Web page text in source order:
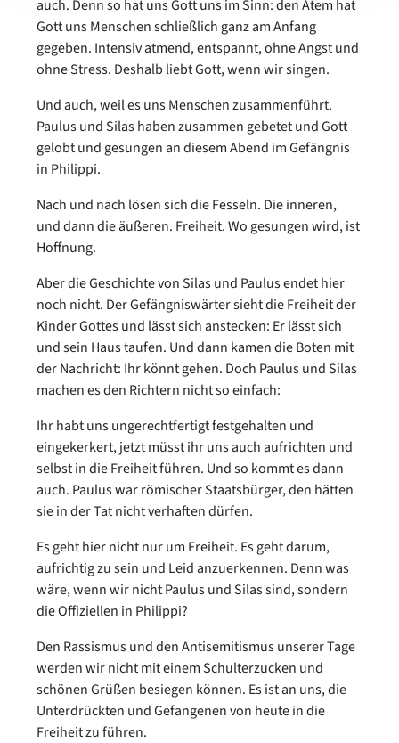
auch. Denn so hat uns Gott uns im Sinn: den Atem hat
Gott uns Menschen schließlich ganz am Anfang
gegeben. Intensiv atmend, entspannt, ohne Angst und
ohne Stress. Deshalb liebt Gott, wenn wir singen.
Und auch, weil es uns Menschen zusammenführt.
Paulus und Silas haben zusammen gebetet und Gott
gelobt und gesungen an diesem Abend im Gefängnis
in Philippi.
Nach und nach lösen sich die Fesseln. Die inneren,
und dann die äußeren. Freiheit. Wo gesungen wird, ist
Hoffnung.
Aber die Geschichte von Silas und Paulus endet hier
noch nicht. Der Gefängniswärter sieht die Freiheit der
Kinder Gottes und lässt sich anstecken: Er lässt sich
und sein Haus taufen. Und dann kamen die Boten mit
der Nachricht: Ihr könnt gehen. Doch Paulus und Silas
machen es den Richtern nicht so einfach:
Ihr habt uns ungerechtfertigt festgehalten und
eingekerkert, jetzt müsst ihr uns auch aufrichten und
selbst in die Freiheit führen. Und so kommt es dann
auch. Paulus war römischer Staatsbürger, den hätten
sie in der Tat nicht verhaften dürfen.
Es geht hier nicht nur um Freiheit. Es geht darum,
aufrichtig zu sein und Leid anzuerkennen. Denn was
wäre, wenn wir nicht Paulus und Silas sind, sondern
die Offiziellen in Philippi?
Den Rassismus und den Antisemitismus unserer Tage
werden wir nicht mit einem Schulterzucken und
schönen Grüßen besiegen können. Es ist an uns, die
Unterdrückten und Gefangenen von heute in die
Freiheit zu führen.